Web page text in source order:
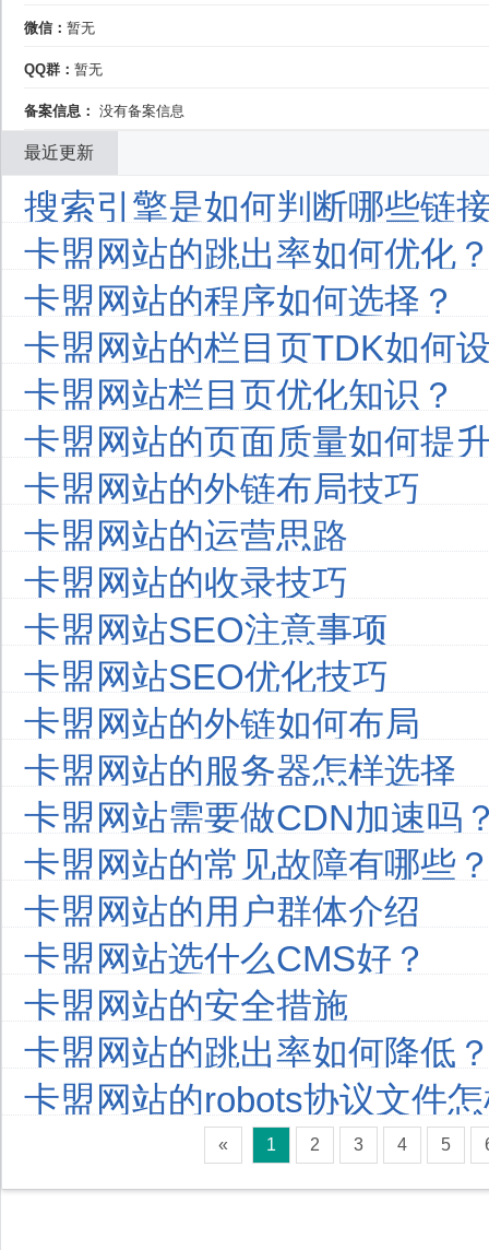
微信： 暂无
QQ群： 暂无
备案信息： 没有备案信息
最近更新
搜索引擎是如何判断哪些链
卡盟网站的跳出率如何优化
卡盟网站的程序如何选择？
卡盟网站的栏目页TDK如何
卡盟网站栏目页优化知识？
卡盟网站的页面质量如何提
卡盟网站的外链布局技巧
卡盟网站的运营思路
卡盟网站的收录技巧
卡盟网站SEO注意事项
卡盟网站SEO优化技巧
卡盟网站的外链如何布局
卡盟网站的服务器怎样选择
卡盟网站需要做CDN加速吗
卡盟网站的常见故障有哪些
卡盟网站的用户群体介绍
卡盟网站选什么CMS好？
卡盟网站的安全措施
卡盟网站的跳出率如何降低
卡盟网站的robots协议文件
« 1 2 3 4 5